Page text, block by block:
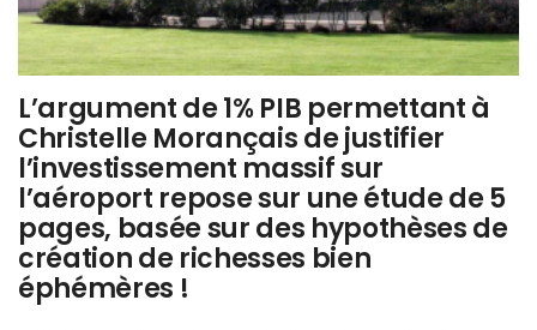
L’argument de 1% PIB permettant à
Christelle Morançais de justifier
l’investissement massif sur
l’aéroport repose sur une étude de 5
pages, basée sur des hypothèses de
création de richesses bien
éphémères !